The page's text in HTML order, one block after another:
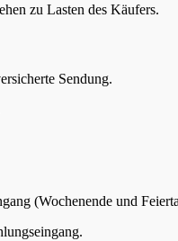
zu Lasten des Käufers.
Sendung.
(Wochenende und